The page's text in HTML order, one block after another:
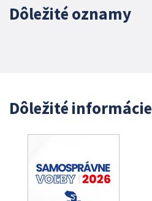
Dôležité oznamy
Dôležité informácie